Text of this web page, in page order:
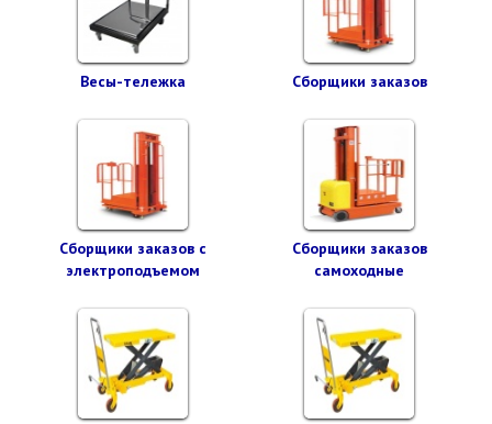
Весы-тележка Сборщики заказов
Сборщики заказов с
электроподъемом
Сборщики заказов
самоходные